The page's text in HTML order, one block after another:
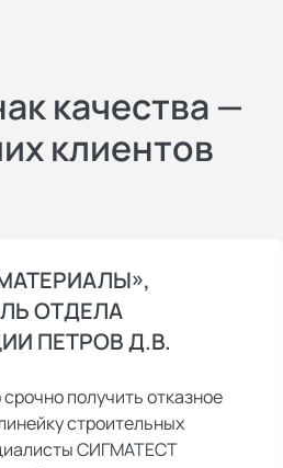
качества —
клиентов
ОТДЕЛА
ПЕТРОВ Д.В.
получить отказное
строительных
СИГМАТЕСТ